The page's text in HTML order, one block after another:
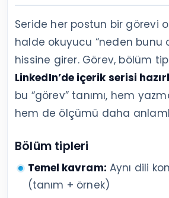
Seride her postun bir görevi
halde okuyucu “neden bunu
hissine girer. Görev, bölüm
LinkedIn’de içerik serisi
bu “görev” tanımı, hem
hem de ölçümü daha
Bölüm tipleri
Temel kavram: Aynı dili
(tanım + örnek)